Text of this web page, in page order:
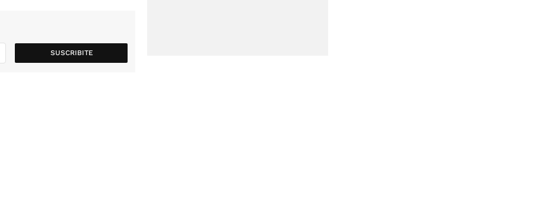
SUSCRIBITE